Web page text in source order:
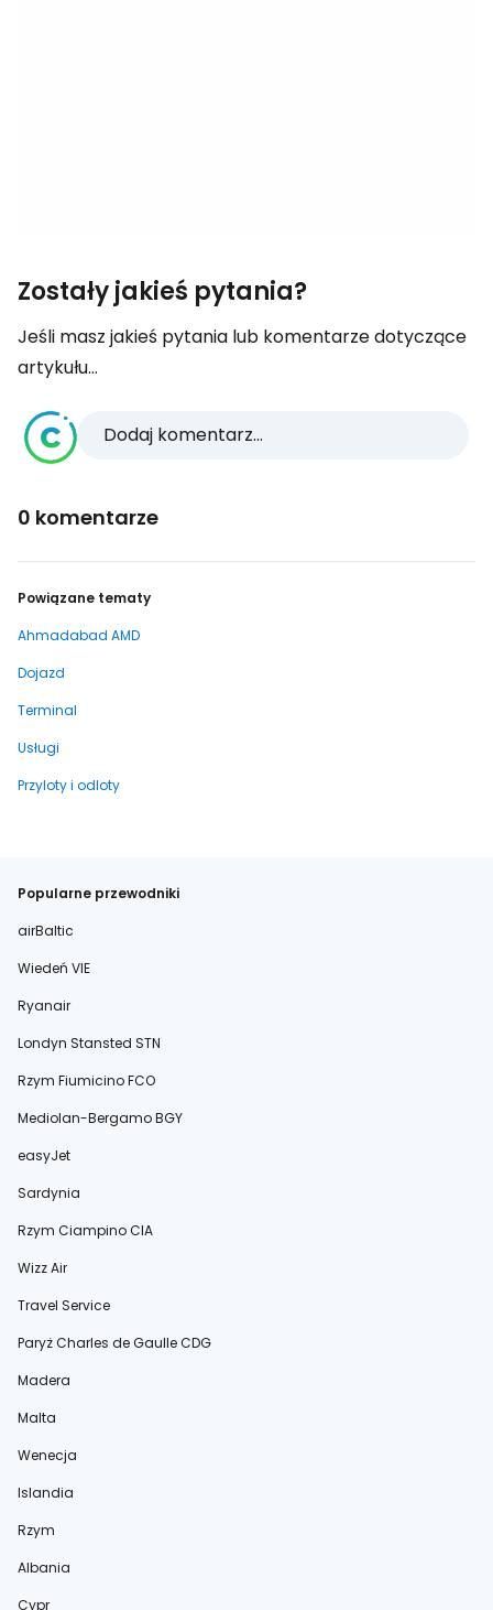
Zostały jakieś pytania?
Jeśli masz jakieś pytania lub komentarze dotyczące
artykułu...
Dodaj komentarz...
0 komentarze
Powiązane tematy
Ahmadabad AMD
Dojazd
Terminal
Usługi
Przyloty i odloty
Popularne przewodniki
airBaltic
Wiedeń VIE
Ryanair
Londyn Stansted STN
Rzym Fiumicino FCO
Mediolan-Bergamo BGY
easyJet
Sardynia
Rzym Ciampino CIA
Wizz Air
Travel Service
Paryż Charles de Gaulle CDG
Madera
Malta
Wenecja
Islandia
Rzym
Albania
Cypr